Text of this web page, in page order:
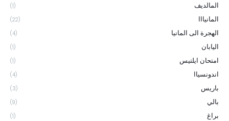
المالديف (1)
المانيااا (22)
الهجرة الى المانيا (4)
اليابان (1)
امتحان ايلتيس (1)
اندونسياا (4)
باريس (3)
بالي (9)
براغ (1)